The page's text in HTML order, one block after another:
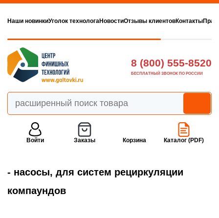
Наши новинкиУголок технологаНовостиОтзывы клиентовКонтакты
8 (800) 555-8520
БЕСПЛАТНЫЙ ЗВОНОК ПО РОССИИ
Войти Заказы Корзина Каталог (PDF)
- насосы, для систем рециркуляции
компаундов